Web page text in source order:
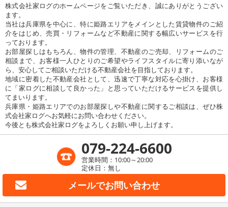
株式会社家ログのホームページをご覧いただき、誠にありがとうござい
ます。
当社は兵庫県を中心に、特に姫路エリアをメインとした賃貸物件のご紹
介をはじめ、売買・リフォームなど不動産に関する幅広いサービスを行
っております。
お部屋探しはもちろん、物件の管理、不動産のご売却、リフォームのご
相談まで、お客様一人ひとりのご希望やライフスタイルに寄り添いなが
ら、安心してご相談いただける不動産会社を目指しております。
地域に密着した不動産会社として、迅速で丁寧な対応を心掛け、お客様
に「家ログに相談して良かった」と思っていただけるサービスを提供し
てまいります。
兵庫県・姫路エリアでのお部屋探しや不動産に関するご相談は、ぜひ株
式会社家ログへお気軽にお問い合わせください。
今後とも株式会社家ログをよろしくお願い申し上げます。
079-224-6600
営業時間：10:00～20:00
定休日：無し
メールでお問い合わせ